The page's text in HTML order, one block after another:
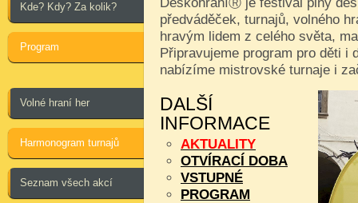
Kde? Kdy? Za kolik?
Program
Volné hraní her
Harmonogram turnajů
Seznam všech akcí
Ⓡ
předváděček, turnajů, volného
hravým lidem z celého světa,
Připravujeme program pro děti i
nabízíme mistrovské turnaje i
DALŠÍ
INFORMACE
AKTUALITY
OTVÍRACÍ DOBA
VSTUPNÉ
PROGRAM